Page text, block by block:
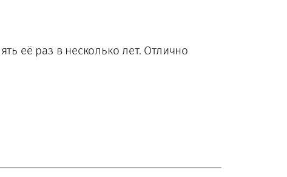
её раз в несколько лет. Отлично